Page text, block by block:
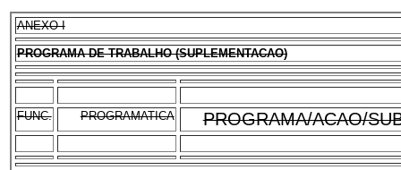
ANEXO I
PROGRAMA DE TRABALHO (SUPLEMENTACAO)
FUNC. PROGRAMATICA PROGRAMA/ACAO/